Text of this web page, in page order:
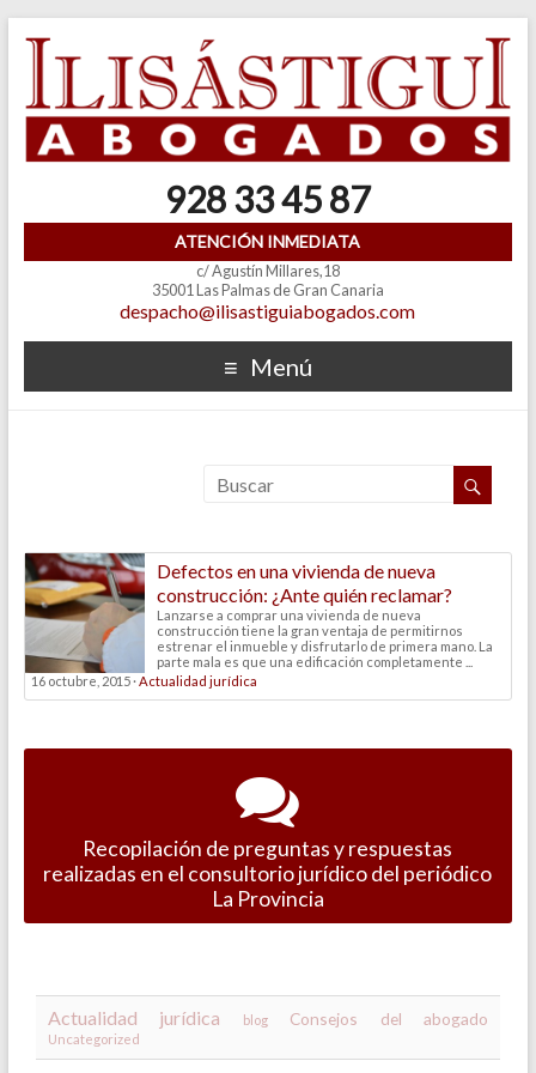
928 33 45 87
ATENCIÓN INMEDIATA
c/ Agustín Millares,18
35001 Las Palmas de Gran Canaria
despacho@ilisastiguiabogados.com
Menú
Defectos en una vivienda de nueva
construcción: ¿Ante quién reclamar?
Lanzarse a comprar una vivienda de nueva
construcción tiene la gran ventaja de permitirnos
estrenar el inmueble y disfrutarlo de primera mano. La
parte mala es que una edificación completamente ...
16 octubre, 2015 ·Actualidad jurídica
Recopilación de preguntas y respuestas
realizadas en el consultorio jurídico del periódico
La Provincia
Actualidad jurídica blog Consejos del abogado
Uncategorized